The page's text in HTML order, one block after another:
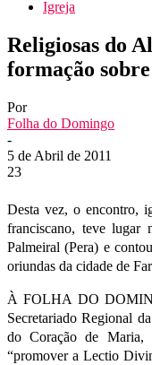
Igreja
Religiosas do
formação
Por
Folha do Domingo
-
5 de Abril de 2011
23
Desta vez, o encontro,
franciscano, teve lugar
Palmeiral (Pera) e
oriundas da cidade de
À FOLHA DO
Secretariado Regional
do Coração de
“promover a Lectio